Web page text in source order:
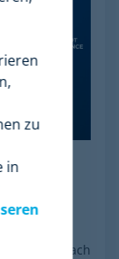
für
nach
zu
in